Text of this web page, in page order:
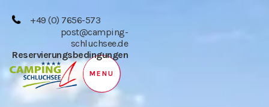
+49 (0) 7656-573
post@camping-
schluchsee.de
Reservierungsbedingungen
MENU